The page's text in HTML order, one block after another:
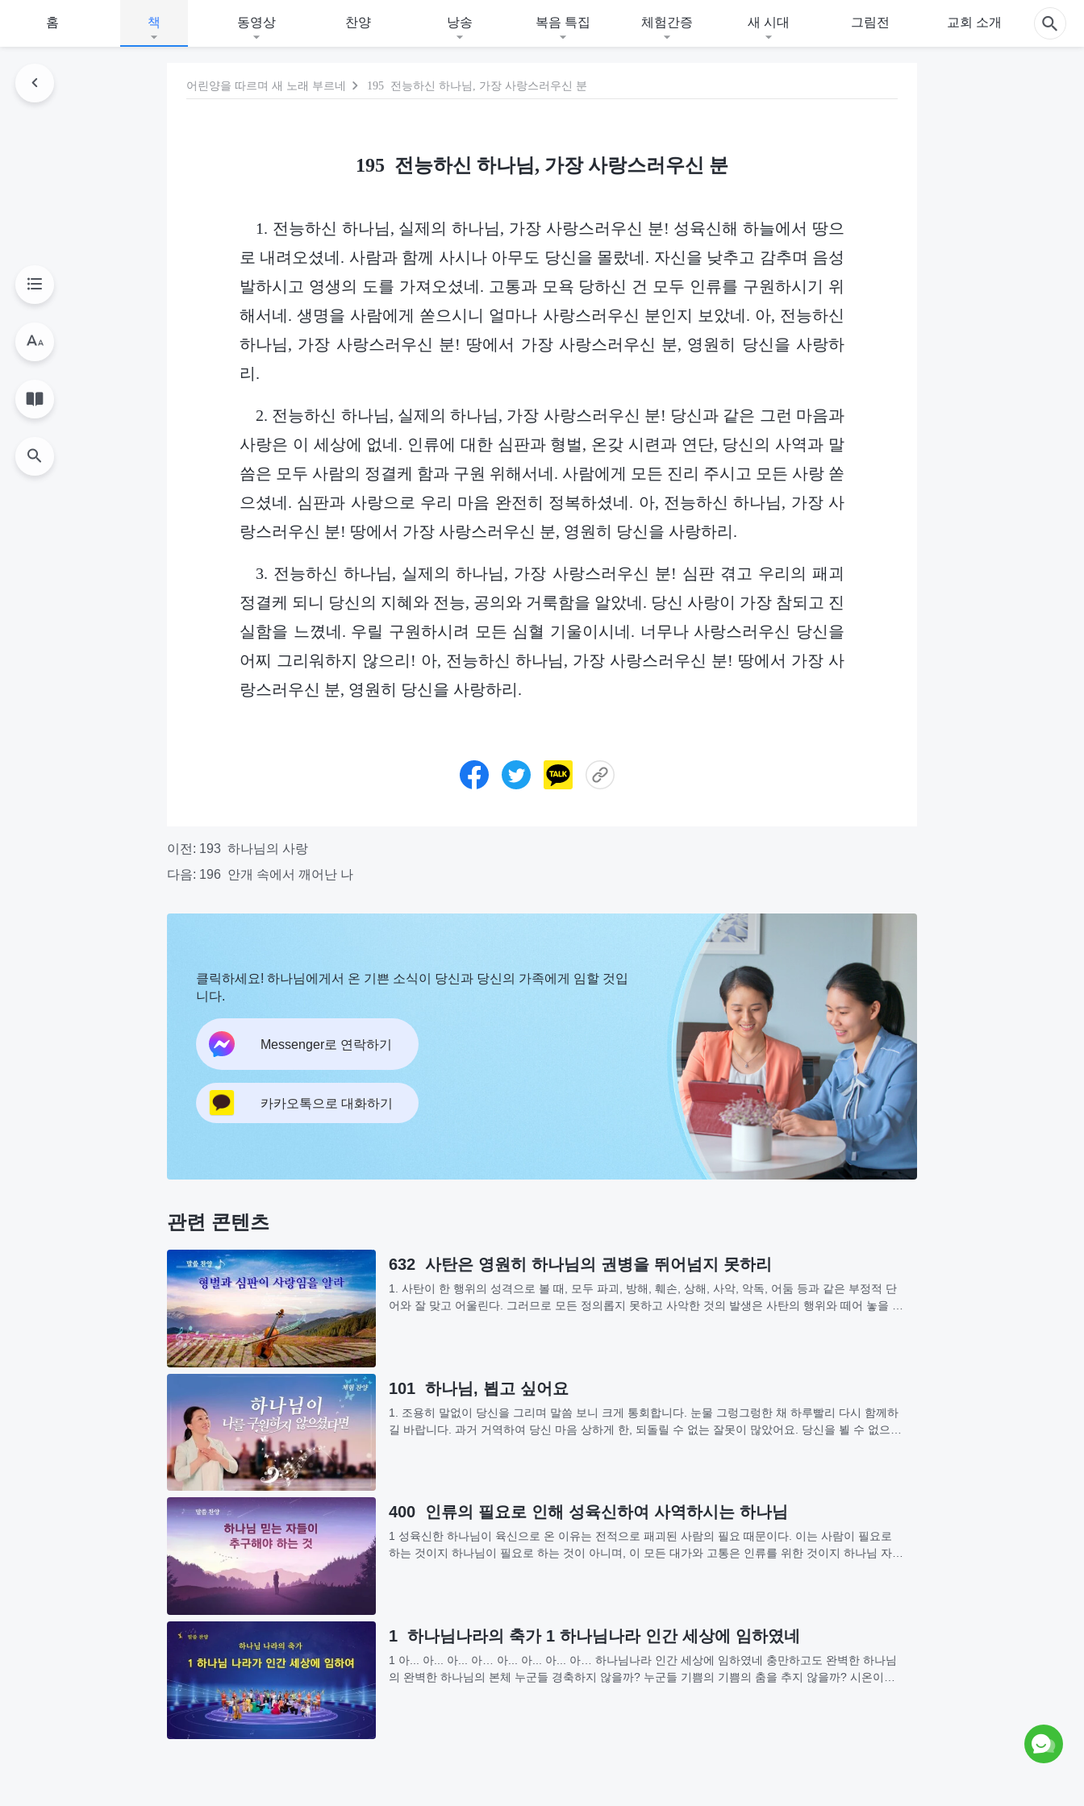
홈 책 동영상 찬양 낭송 복음 특집 체험간증 새 시대 그림전 교회 소개
어린양을 따르며 새 노래 부르네 195 전능하신 하나님, 가장 사랑스러우신 분
195 전능하신 하나님, 가장 사랑스러우신 분
1. 전능하신 하나님, 실제의 하나님, 가장 사랑스러우신 분! 성육신해 하늘에서 땅으
로 내려오셨네. 사람과 함께 사시나 아무도 당신을 몰랐네. 자신을 낮추고 감추며 음성
발하시고 영생의 도를 가져오셨네. 고통과 모욕 당하신 건 모두 인류를 구원하시기 위
해서네. 생명을 사람에게 쏟으시니 얼마나 사랑스러우신 분인지 보았네. 아, 전능하신
하나님, 가장 사랑스러우신 분! 땅에서 가장 사랑스러우신 분, 영원히 당신을 사랑하
리.
2. 전능하신 하나님, 실제의 하나님, 가장 사랑스러우신 분! 당신과 같은 그런 마음과
사랑은 이 세상에 없네. 인류에 대한 심판과 형벌, 온갖 시련과 연단, 당신의 사역과 말
씀은 모두 사람의 정결케 함과 구원 위해서네. 사람에게 모든 진리 주시고 모든 사랑 쏟
으셨네. 심판과 사랑으로 우리 마음 완전히 정복하셨네. 아, 전능하신 하나님, 가장 사
랑스러우신 분! 땅에서 가장 사랑스러우신 분, 영원히 당신을 사랑하리.
3. 전능하신 하나님, 실제의 하나님, 가장 사랑스러우신 분! 심판 겪고 우리의 패괴
정결케 되니 당신의 지혜와 전능, 공의와 거룩함을 알았네. 당신 사랑이 가장 참되고 진
실함을 느꼈네. 우릴 구원하시려 모든 심혈 기울이시네. 너무나 사랑스러우신 당신을
어찌 그리워하지 않으리! 아, 전능하신 하나님, 가장 사랑스러우신 분! 땅에서 가장 사
랑스러우신 분, 영원히 당신을 사랑하리.
이전: 193 하나님의 사랑
다음: 196 안개 속에서 깨어난 나
클릭하세요! 하나님에게서 온 기쁜 소식이 당신과 당신의 가족에게 임할 것입
니다.
Messenger로 연락하기
카카오톡으로 대화하기
관련 콘텐츠
632 사탄은 영원히 하나님의 권병을 뛰어넘지 못하리
1. 사탄이 한 행위의 성격으로 볼 때, 모두 파괴, 방해, 훼손, 상해, 사악, 악독, 어둠 등과 같은 부정적 단
어와 잘 맞고 어울린다. 그러므로 모든 정의롭지 못하고 사악한 것의 발생은 사탄의 행위와 떼어 놓을 수
101 하나님, 뵙고 싶어요
1. 조용히 말없이 당신을 그리며 말씀 보니 크게 통회합니다. 눈물 그렁그렁한 채 하루빨리 다시 함께하
길 바랍니다. 과거 거역하여 당신 마음 상하게 한, 되돌릴 수 없는 잘못이 많았어요. 당신을 뵐 수 없으니
400 인류의 필요로 인해 성육신하여 사역하시는 하나님
1 성육신한 하나님이 육신으로 온 이유는 전적으로 패괴된 사람의 필요 때문이다. 이는 사람이 필요로
하는 것이지 하나님이 필요로 하는 것이 아니며, 이 모든 대가와 고통은 인류를 위한 것이지 하나님 자신
1 하나님나라의 축가 1 하나님나라 인간 세상에 임하였네
1 아... 아... 아... 아… 아... 아... 아... 아… 하나님나라 인간 세상에 임하였네 충만하고도 완벽한 하나님
의 완벽한 하나님의 본체 누군들 경축하지 않을까? 누군들 기쁨의 기쁨의 춤을 추지 않을까? 시온이여!